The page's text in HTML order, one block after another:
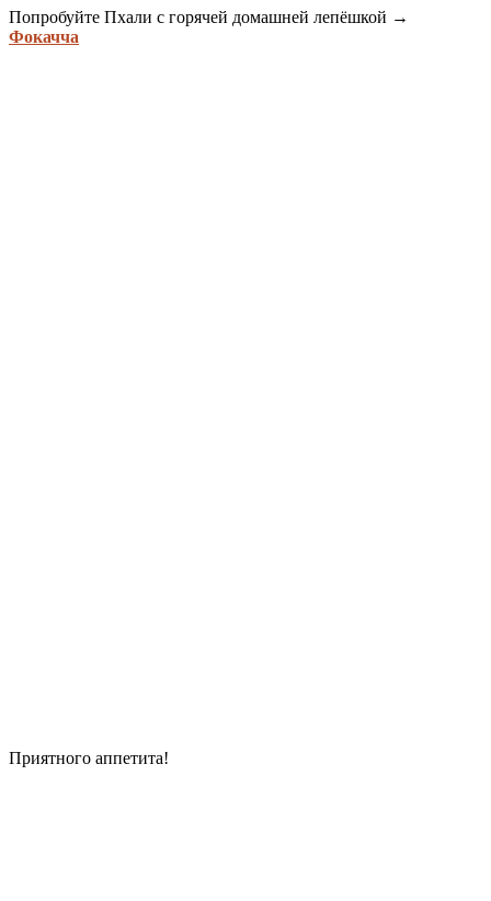
Попробуйте Пхали с горячей домашней лепёшкой →
Фокачча
Приятного аппетита!